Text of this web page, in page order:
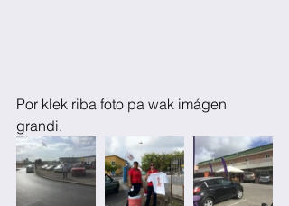
Por klek riba foto pa wak imágen
grandi.